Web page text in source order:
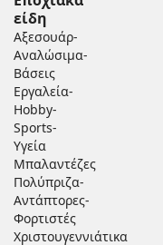
είδη
Αξεσουάρ-
Αναλώσιμα-
Βάσεις
Εργαλεία-
Hobby-
Sports-
Υγεία
Μπαλαντέζες
Πολύπριζα-
Αντάπτορες-
Φορτιστές
Χριστουγεννιάτικα